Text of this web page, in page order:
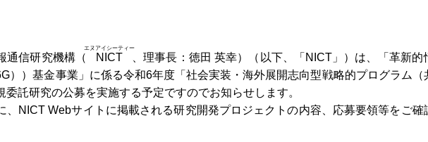
通信研究機構（ NICT
エヌアイシーティー
、理事長：徳田 英幸）（以下、「NICT 」） は、「革新的
））基金事業」に係る令和6年度「社会実装・海外展開志向型戦略的プログラム（
託研究の公募を実施する予定ですのでお知らせします。
、NICT Webサイトに掲載される研究開発プロジェクトの内容、応募要領等をご確